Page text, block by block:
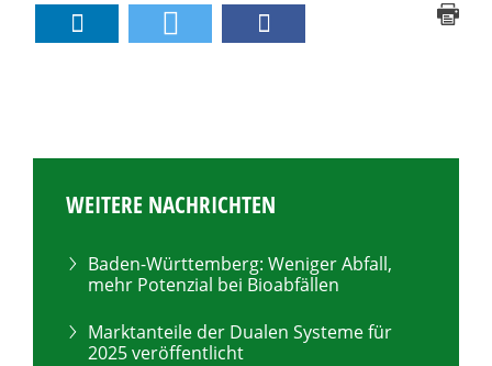
WEITERE NACHRICHTEN
Baden-Württemberg: Weniger Abfall,
mehr Potenzial bei Bioabfällen
Marktanteile der Dualen Systeme für
2025 veröffentlicht